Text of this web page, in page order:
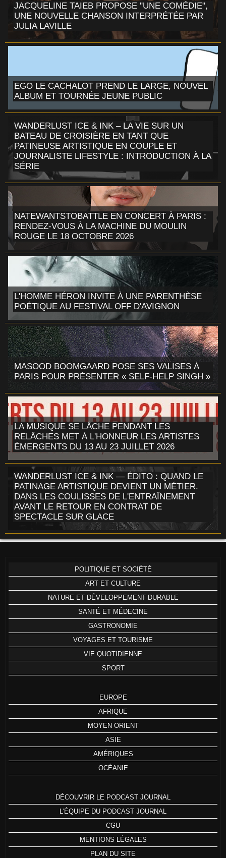
JACQUELINE TAIEB PROPOSE "UNE COMÉDIE",
UNE NOUVELLE CHANSON INTERPRÉTÉE PAR
JULIA LAVILLE
EGO LE CACHALOT PREND LE LARGE, NOUVEL
ALBUM ET TOURNÉE JEUNE PUBLIC
WANDERLUST ICE & INK – LA VIE SUR UN
BATEAU DE CROISIÈRE EN TANT QUE
PATINEUSE ARTISTIQUE EN COUPLE ET
JOURNALISTE LIFESTYLE : INTRODUCTION À LA
SÉRIE
NATEWANTSTOBATTLE EN CONCERT À PARIS :
RENDEZ-VOUS À LA MACHINE DU MOULIN
ROUGE LE 18 OCTOBRE 2026
L'HOMME HÉRON INVITE À UNE PARENTHÈSE
POÉTIQUE AU FESTIVAL OFF D'AVIGNON
MASOOD BOOMGAARD POSE SES VALISES À
PARIS POUR PRÉSENTER « SELF-HELP SINGH »
LA MUSIQUE SE LÂCHE PENDANT LES
RELÂCHES MET À L'HONNEUR LES ARTISTES
ÉMERGENTS DU 13 AU 23 JUILLET 2026
WANDERLUST ICE & INK — ÉDITO : QUAND LE
PATINAGE ARTISTIQUE DEVIENT UN MÉTIER.
DANS LES COULISSES DE L'ENTRAÎNEMENT
AVANT LE RETOUR EN CONTRAT DE
SPECTACLE SUR GLACE
POLITIQUE ET SOCIÉTÉ
ART ET CULTURE
NATURE ET DÉVELOPPEMENT DURABLE
SANTÉ ET MÉDECINE
GASTRONOMIE
VOYAGES ET TOURISME
VIE QUOTIDIENNE
SPORT
EUROPE
AFRIQUE
MOYEN ORIENT
ASIE
AMÉRIQUES
OCÉANIE
DÉCOUVRIR LE PODCAST JOURNAL
L'ÉQUIPE DU PODCAST JOURNAL
CGU
MENTIONS LÉGALES
PLAN DU SITE